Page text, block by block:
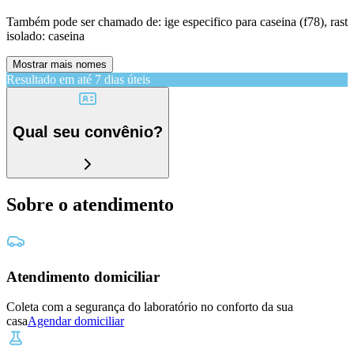
Também pode ser chamado de: ige especifico para caseina (f78), rast
isolado: caseina
Mostrar mais nomes
Resultado em até 7 dias úteis
Qual seu convênio?
Sobre o atendimento
Atendimento domiciliar
Coleta com a segurança do laboratório no conforto da sua
casaAgendar domiciliar